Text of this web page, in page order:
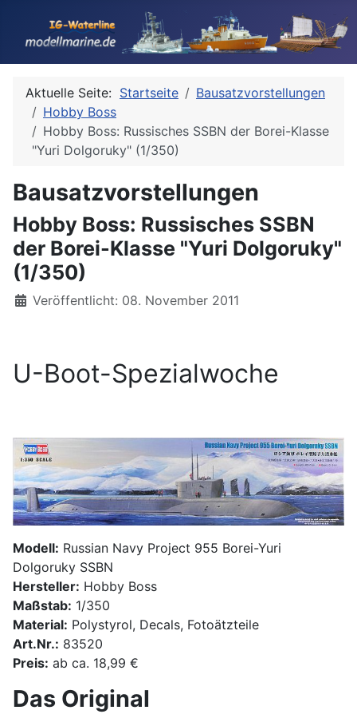
Aktuelle Seite: Startseite
Bausatzvorstellungen
Hobby Boss
Hobby Boss: Russisches SSBN der Borei-Klasse
"Yuri Dolgoruky" (1/350)
Bausatzvorstellungen
Hobby Boss: Russisches SSBN
der Borei-Klasse "Yuri Dolgoruky"
(1/350)
Details
Veröffentlicht: 08. November 2011
U-Boot-Spezialwoche
Modell: Russian Navy Project 955 Borei-Yuri
Dolgoruky SSBN
Hersteller: Hobby Boss
Maßstab: 1/350
Material: Polystyrol, Decals, Fotoätzteile
Art.Nr.: 83520
Preis: ab ca. 18,99 €
Das Original